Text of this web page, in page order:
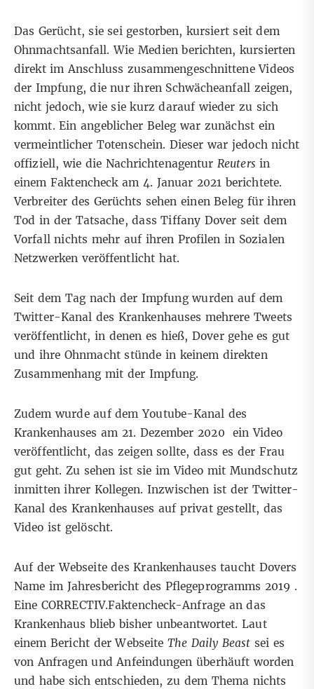
Das Gerücht, sie sei gestorben, kursiert seit dem
Ohnmachtsanfall. WieMedien berichten, kursierten
direkt im Anschluss zusammengeschnittene Videos
der Impfung, die nur ihren Schwächeanfall zeigen,
nicht jedoch, wie sie kurz darauf wieder zu sich
kommt. Ein angeblicher Beleg war zunächst ein
vermeintlicher Totenschein. Dieser war jedoch nicht
offiziell, wie die NachrichtenagenturReuters in
einemFaktencheckam 4. Januar 2021 berichtete.
Verbreiter des Gerüchts sehen einen Beleg für ihren
Tod in der Tatsache, dass Tiffany Dover seit dem
Vorfall nichts mehr auf ihren Profilen in Sozialen
Netzwerken veröffentlicht hat.
Seit dem Tag nach der Impfung wurden auf dem
Twitter-Kanal des Krankenhauses mehrere Tweets
veröffentlicht, in denen es hieß,Dover gehe es gut
und ihre Ohnmacht stünde in keinem direkten
Zusammenhang mit der Impfung.
Zudem wurde auf dem Youtube-Kanal des
Krankenhauses am 21. Dezember 2020 einVideo
veröffentlicht, das zeigen sollte, dass es der Frau
gut geht. Zu sehen ist sie im Video mit Mundschutz
inmitten ihrer Kollegen. Inzwischen ist der Twitter-
Kanal des Krankenhauses aufprivat gestellt, das
Video ist gelöscht.
Auf derWebseitedes Krankenhauses taucht Dovers
Name im Jahresbericht des Pflegeprogramms 2019 .
Eine CORRECTIV.Faktencheck-Anfrage an das
Krankenhaus blieb bisher unbeantwortet. Laut
einem Bericht der Webseite The Daily Beast sei es
von Anfragen und Anfeindungen überhäuft worden
und habe sich entschieden, zu dem Thema nichts